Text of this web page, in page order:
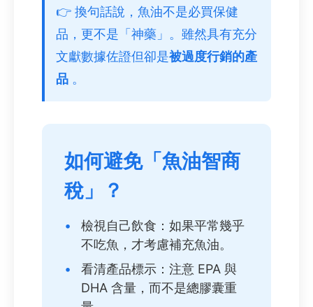
👉 換句話說，魚油不是必買保健
品，更不是「神藥」。雖然具有充分
文獻數據佐證但卻是被過度行銷的產
品 。
如何避免「魚油智商
稅」？
•
檢視自己飲食：如果平常幾乎
不吃魚，才考慮補充魚油。
•
看清產品標示：注意 EPA 與
DHA 含量，而不是總膠囊重